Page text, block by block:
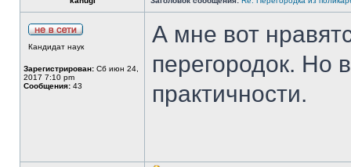
Кандидат наук
Зарегистрирован: Сб июн 24,
2017 7:10 pm
Сообщения: 43
А мне вот
перегородок. Но
практичности.